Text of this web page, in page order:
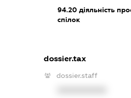
94.20діяльність
спілок
dossier.tax
dossier.staff